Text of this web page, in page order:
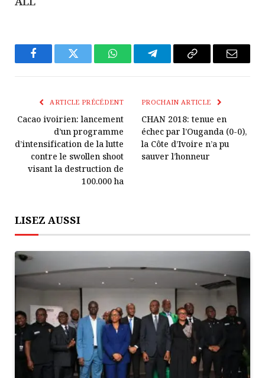
FacebookTwitter WhatsAppTélégrammeCopier
Lien
E-
ARTICLE PRÉCÉDENT
Cacao ivoirien: lancement
d’un programme
d’intensification de la lutte
contre le swollen shoot
visant la destruction de
100.000 ha
PROCHAIN ARTICLE
CHAN 2018: tenue en
échec par l’Ouganda (0-0),
la Côte d’Ivoire n’a pu
sauver l’honneur
LISEZ AUSSI